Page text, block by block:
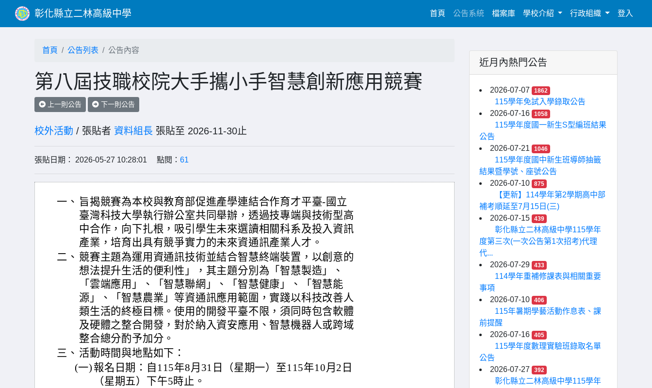
彰化縣立二林高級中學 首頁(current)
公告系統 檔案庫 學校介紹 行政組織 登入
首頁 公告列表 公告內容
第八屆技職校院大手攜小手智慧創新應用競賽
上一則公告 下一則公告
校外活動 / 張貼者 資料組長 張貼至 2026-11-30止
張貼日期： 2026-05-27 10:28:01 點閱： 61
一、 旨揭競賽為本校與教育部促進產學連結合作育才平臺-國立
臺灣科技大學執行辦公室共同舉辦，透過技專端與技術型高
中合作，向下扎根，吸引學生未來選讀相關科系及投入資訊
產業，培育出具有競爭實力的未來資通訊產業人才。
二、 競賽主題為運用資通訊技術並結合智慧終端裝置，以創意的
想法提升生活的便利性」，其主題分別為「智慧製造」、
「雲端應用」、「智慧聯網」、「智慧健康」、「智慧能
源」、「智慧農業」等資通訊應用範圍，實踐以科技改善人
類生活的終極目標。使用的開發平臺不限，須同時包含軟體
及硬體之整合開發，對於納入資安應用、智慧機器人或跨域
整合總分酌予加分。
三、 活動時間與地點如下：
(一) 報名日期：自115年8月31日（星期一）至115年10月2日
（星期五）下午5時止。
近月內熱門公告
2026-07-07 1862
115學年免試入學錄取公告
2026-07-16
1058
115學年度國一新生S型編班結果
公告
2026-07-21
1046
115學年度國中新生班導師抽籤
結果暨學號、座號公告
2026-07-10
875
【更新】114學年第2學期高中部
補考順延至7月15日(三)
2026-07-15
439
彰化縣立二林高級中學115學年
度第三次(一次公告第1次招考)代理
代...
2026-07-29
433
114學年重補修課表與相關重要
事項
2026-07-10
406
115年暑期學藝活動作息表、課
前提醒
2026-07-16
405
115學年度數理實驗班錄取名單
公告
2026-07-27
392
彰化縣立二林高級中學115學年